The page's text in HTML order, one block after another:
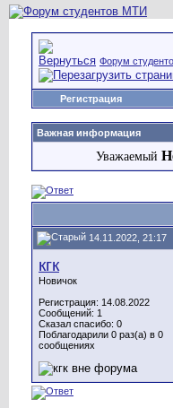
Форум
Регистрация
Важная информация
Уважаемый
14.11.2022, 21:17
кгк
Новичок
Регистрация: 14.08.2022
Сообщений: 1
Сказал спасибо: 0
Поблагодарили 0 раз(а) в 0
сообщениях